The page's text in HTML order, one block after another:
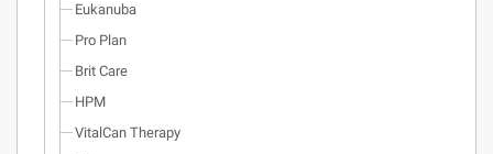
Eukanuba
Pro Plan
Brit Care
HPM
VitalCan Therapy